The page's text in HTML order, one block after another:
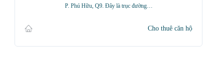
P. Phú Hữu, Q9. Đây là trục đường…
Cho thuê căn hộ